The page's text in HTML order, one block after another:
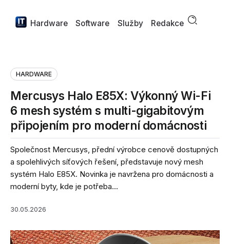
Hardware Software Služby Redakce
HARDWARE
Mercusys Halo E85X: Výkonný Wi-Fi
6 mesh systém s multi-gigabitovým
připojením pro moderní domácnosti
Společnost Mercusys, přední výrobce cenově dostupných
a spolehlivých síťových řešení, představuje nový mesh
systém Halo E85X. Novinka je navržena pro domácnosti a
moderní byty, kde je potřeba...
30.05.2026